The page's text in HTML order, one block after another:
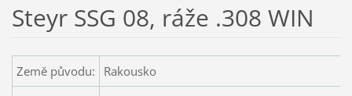
Steyr SSG 08, ráže .308 WIN
Země původu:
Rakousko